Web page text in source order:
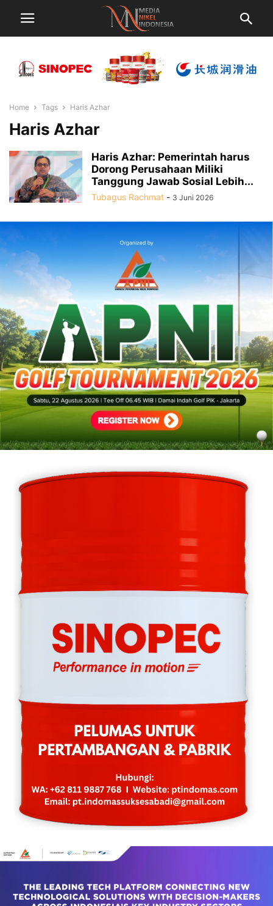
Home Tags Haris Azhar
Haris Azhar
Haris Azhar: Pemerintah harus
Dorong Perusahaan Miliki
Tanggung Jawab Sosial Lebih...
Tubagus Rachmat - 3 Juni 2026